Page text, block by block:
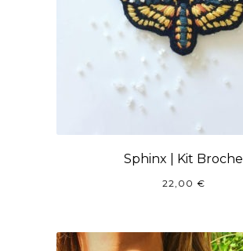
Sphinx | Kit Broche
22,00 €